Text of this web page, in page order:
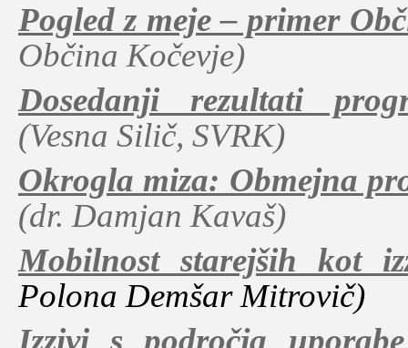
Pogled z meje – primer
Občina Kočevje)
Dosedanji rezultati
(Vesna Silič, SVRK)
Okrogla miza: Obmejna
(dr. Damjan Kavaš)
Mobilnost starejših kot
Polona Demšar Mitrovič)
Izzivi s področja